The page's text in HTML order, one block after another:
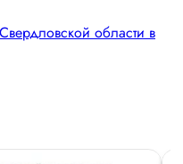
области в